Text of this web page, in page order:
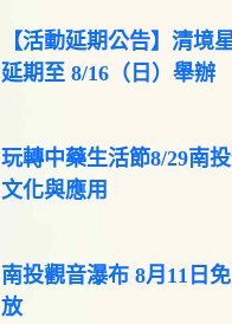
【活動延期公告】清境
延期至 8/16（日）舉辦
玩轉中藥生活節8/29南
文化與應用
南投觀音瀑布 8月11日
放